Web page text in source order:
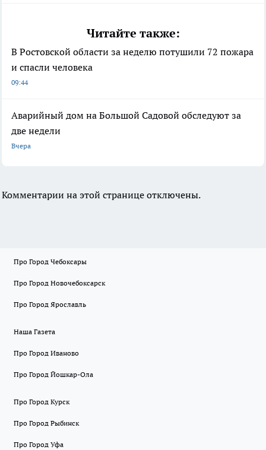
Читайте также:
В Ростовской области за неделю потушили 72 пожара
и спасли человека
09:44
Аварийный дом на Большой Садовой обследуют за
две недели
Вчера
Комментарии на этой странице отключены.
Про Город Чебоксары
Про Город Новочебоксарск
Про Город Ярославль
Наша Газета
Про Город Иваново
Про Город Йошкар-Ола
Про Город Курск
Про Город Рыбинск
Про Город Уфа